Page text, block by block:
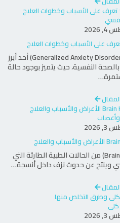
الموجات الصوتية
مثل الكبد والكلى. كما يتم
تدفق الدم داخل
في تشخيص:
2026
على الأسباب وخطوات العلاج
يُعتبر اضطراب القلق العام (Generalized Anxiety Disorder - GAD) أحد أبرز
النفسية، حيث يتميز بوجود حالة
يُعتبر نزيف الدماغ (Brain Hemorrhage) من الحالات الطبية الطارئة التي
وينتج عن حدوث نزف داخل أنسجة…
كلى